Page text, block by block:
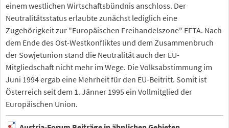
einem westlichen Wirtschaftsbündnis anschloss. Der
Neutralitätsstatus erlaubte zunächst lediglich eine
Zugehörigkeit zur "Europäischen Freihandelszone" EFTA. Nach
dem Ende des Ost-Westkonfliktes und dem Zusammenbruch
der Sowjetunion stand die Neutralität auch der EU-
Mitgliedschaft nicht mehr im Wege. Die Volksabstimmung im
Juni 1994 ergab eine Mehrheit für den EU-Beitritt. Somit ist
Österreich seit dem 1. Jänner 1995 ein Vollmitglied der
Europäischen Union.